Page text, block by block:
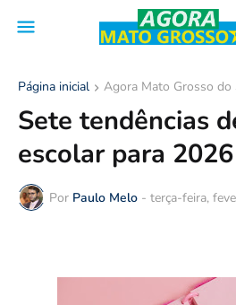
Página inicial Agora Mato Grosso do
Sete tendências
escolar para 2026
Por Paulo Melo - terça-feira,